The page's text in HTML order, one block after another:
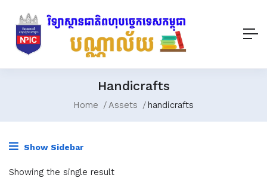
Handicrafts
Home Assets handicrafts
Show Sidebar
Showing the single result